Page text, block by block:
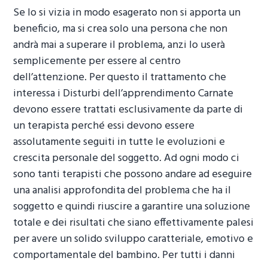
Se lo si vizia in modo esagerato non si apporta un
beneficio, ma si crea solo una persona che non
andrà mai a superare il problema, anzi lo userà
semplicemente per essere al centro
dell’attenzione. Per questo il trattamento che
interessa i Disturbi dell’apprendimento Carnate
devono essere trattati esclusivamente da parte di
un terapista perché essi devono essere
assolutamente seguiti in tutte le evoluzioni e
crescita personale del soggetto. Ad ogni modo ci
sono tanti terapisti che possono andare ad eseguire
una analisi approfondita del problema che ha il
soggetto e quindi riuscire a garantire una soluzione
totale e dei risultati che siano effettivamente palesi
per avere un solido sviluppo caratteriale, emotivo e
comportamentale del bambino. Per tutti i danni